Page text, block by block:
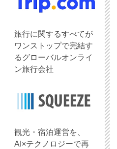
旅行に関するすべてが
ワンストップで完結す
るグローバルオンライ
ン旅行会社
観光・宿泊運営を、
AI×テクノロジーで再